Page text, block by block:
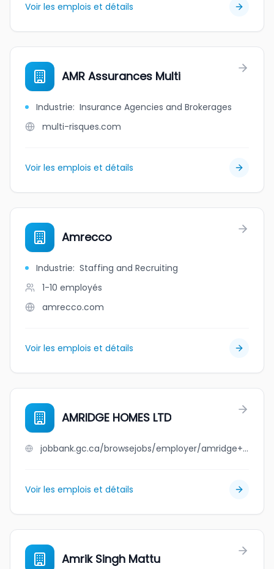
Voir les emplois et détails
AMR Assurances Multi
Industrie: Insurance Agencies and Brokerages
multi-risques.com
Voir les emplois et détails
Amrecco
Industrie: Staffing and Recruiting
1-10 employés
amrecco.com
Voir les emplois et détails
AMRIDGE HOMES LTD
jobbank.gc.ca/browsejobs/employer/amridge+homes+ltd/ca
Voir les emplois et détails
Amrik Singh Mattu